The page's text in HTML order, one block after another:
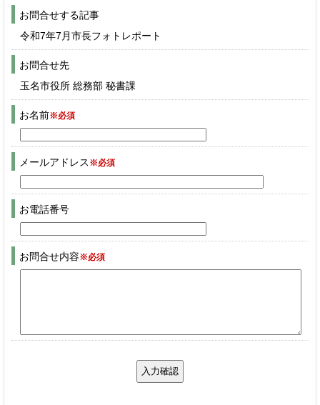
お問合せする記事
令和7年7月市長フォトレポート
お問合せ先
玉名市役所 総務部 秘書課
お名前※必須
メールアドレス ※必須
お電話番号
お問合せ内容※必須